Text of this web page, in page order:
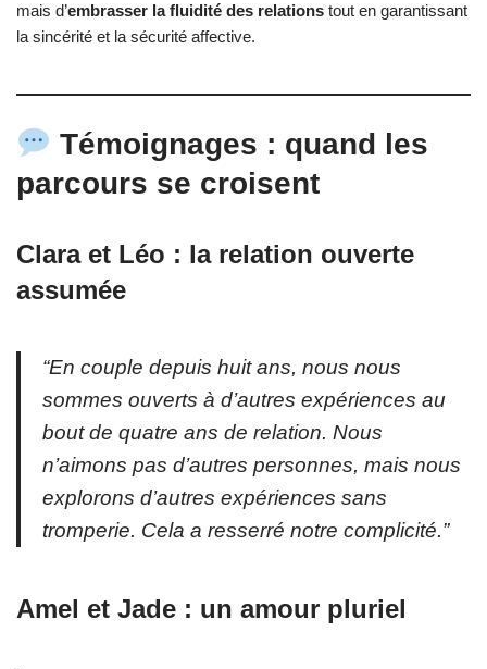
mais d’embrasser la fluidité des relations tout en garantissant
la sincérité et la sécurité affective.
Témoignages : quand les
parcours se croisent
Clara et Léo : la relation ouverte
assumée
“En couple depuis huit ans, nous nous
sommes ouverts à d’autres expériences au
bout de quatre ans de relation. Nous
n’aimons pas d’autres personnes, mais nous
explorons d’autres expériences sans
tromperie. Cela a resserré notre complicité.”
Amel et Jade : un amour pluriel